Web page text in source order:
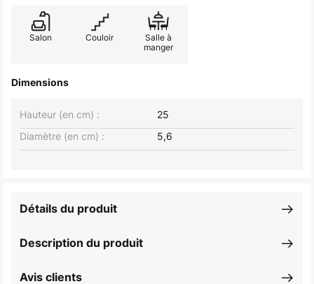
Salon Couloir
Salle à
manger
Dimensions
Hauteur (en cm) :
25
Diamètre (en cm) :
5,6
Description du produit
Détails du produit
Avis clients